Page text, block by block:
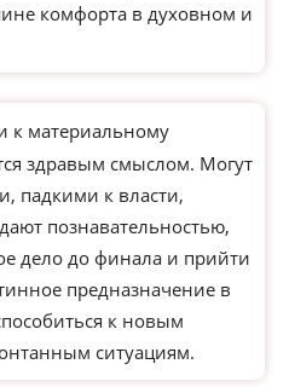
комфорта в духовном и
к материальному
здравым смыслом. Могут
падкими к власти,
познавательностью,
дело до финала и прийти
предназначение в
к новым
ситуациям.